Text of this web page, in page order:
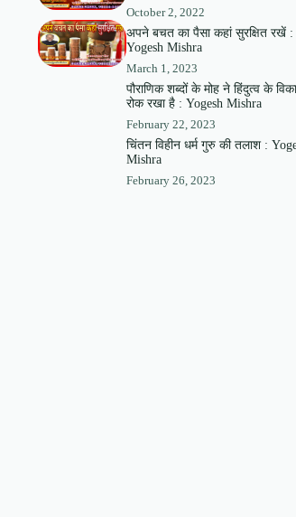
October 2, 2022
अपने बचत का पैसा कहां सुरक्षित रखें :
Yogesh Mishra
March 1, 2023
पौराणिक शब्दों के मोह ने हिंदुत्व के
रोक रखा है : Yogesh Mishra
February 22, 2023
चिंतन विहीन धर्म गुरु की तलाश :
Mishra
February 26, 2023